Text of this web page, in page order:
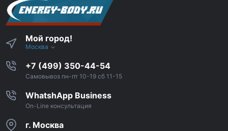
Мой город!
Москва
+7 (499) 350-44-54
Самовывоз пн-пт 10-19 сб 11-15
WhatshApp Business
On-Line консультация
г. Москва